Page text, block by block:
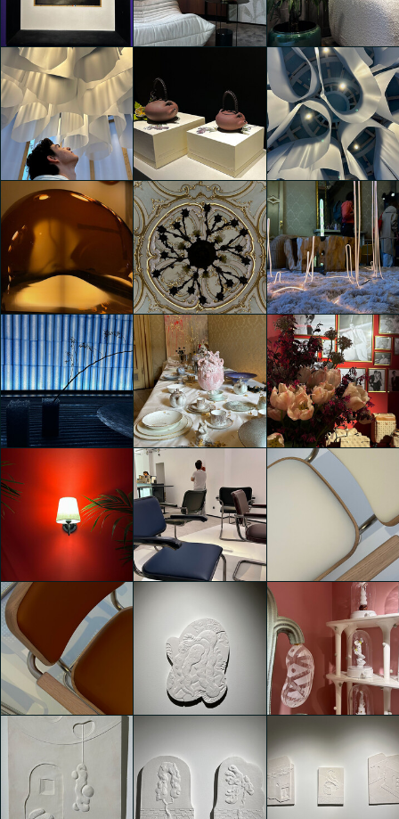
Eventi Fuorisalone 2025
Schmalzbauer
Eventi Fuorisalone 2025
Isabella Erika
Schmalzbauer
Eventi Fuorisalone 2025
Isabella Erika
Schmalzbauer
Eventi Fuorisalone 2025
Isabella Erika
Schmalzbauer
LONDONART NEW
COLLECTION
Isabella Erika
Schmalzbauer
LONDONART NEW
COLLECTION
Isabella Erika
Schmalzbauer
LOEWE TEAPOTS
Isabella Erika
Schmalzbauer
LOEWE TEAPOTS
Isabella Erika
Schmalzbauer
LOEWE TEAPOTS
Isabella Erika
Schmalzbauer
MoscaPartners Variations
Isabella Erika
Schmalzbauer
MoscaPartners Variations
Isabella Erika
Schmalzbauer
MoscaPartners Variations
Isabella Erika
Schmalzbauer
MoscaPartners Variations
MoscaPartners Variations
Isabella Erika
Schmalzbauer
Schmalzbauer
GUESS
Isabella Erika
Schmalzbauer
JS . THONET – A
PERSONAL
INTERPRETATION BY JIL
SANDER
Isabella Erika
Schmalzbauer
JS . THONET – A
PERSONAL
INTERPRETATION BY JIL
SANDER
Isabella Erika
Schmalzbauer
JS . THONET – A
PERSONAL
INTERPRETATION BY JIL
SANDER
Matteo Cibic presenta
LAKAPOLIESIS @
Fondazione Luigi Rovati
Matteo Cibic presenta
LAKAPOLIESIS @
Fondazione Luigi Rovati